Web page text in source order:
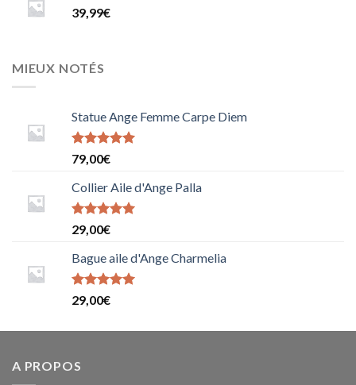
39,99€
MIEUX NOTÉS
Statue Ange Femme Carpe Diem
Note
5.0000000000000000
sur 5
79,00€
Collier Aile d'Ange Palla
Note5sur
29,00€
Bague aile d'Ange Charmelia
Note
5.0000000000000000
29,00€
A PROPOS